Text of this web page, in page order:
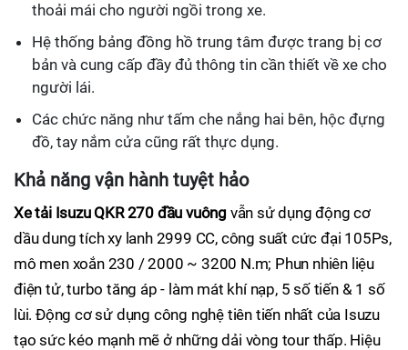
thoải mái cho người ngồi trong xe.
Hệ thống bảng đồng hồ trung tâm được trang bị cơ
bản và cung cấp đầy đủ thông tin cần thiết về xe cho
người lái.
Các chức năng như tấm che nắng hai bên, hộc đựng
đồ, tay nắm cửa cũng rất thực dụng.
Khả năng vận hành tuyệt hảo
Xe tải Isuzu QKR 270 đầu vuông vẫn sử dụng động cơ
dầu dung tích xy lanh 2999 CC, công suất cức đại 105Ps,
mô men xoắn 230 / 2000 ~ 3200 N.m; Phun nhiên liệu
điện tử, turbo tăng áp - làm mát khí nạp, 5 số tiến & 1 số
lùi. Động cơ sử dụng công nghệ tiên tiến nhất của Isuzu
tạo sức kéo mạnh mẽ ở những dải vòng tour thấp. Hiệu